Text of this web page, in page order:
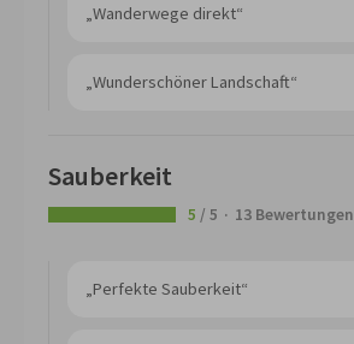
„Wanderwege direkt“
„Wunderschöner Landschaft“
Sauberkeit
5 / 5 13 Bewertungen
„Perfekte Sauberkeit“